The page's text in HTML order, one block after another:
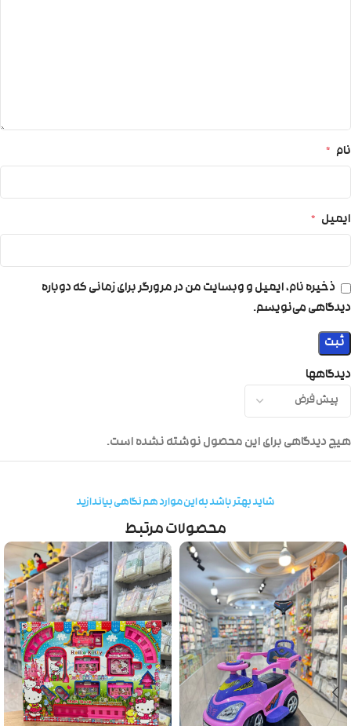
دیدگاهها
هیچ دیدگاهی برای این محصول نوشته نشده است.
نام *
ایمیل *
ذخیره نام، ایمیل و وبسایت من در مرورگر برای زمانی که دوباره
دیدگاهی می‌نویسم.
شاید بهتر باشد به این موارد هم نگاهی بیاندازید
محصولات مرتبط